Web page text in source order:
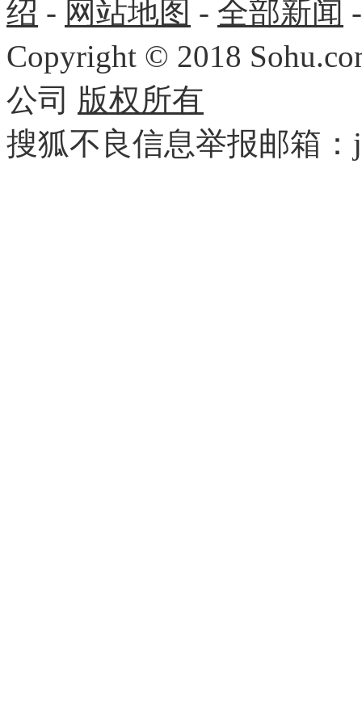
绍 - 网站地图 - 全部新闻
Copyright © 2018
公司 版权所有
搜狐不良信息举报邮箱：